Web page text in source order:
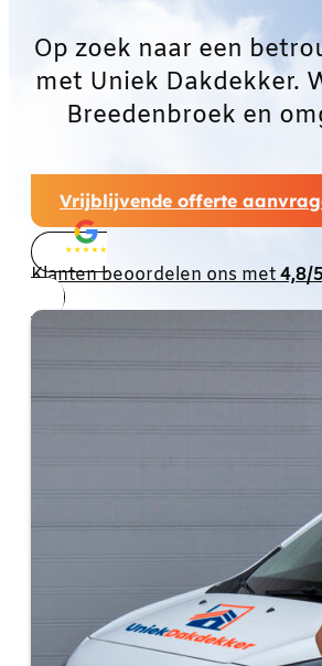
Op zoek naar een
met Uniek Dakdekker.
Breedenbroek en
Vrijblijvende offerte
Klanten beoordelen ons met4,8/5